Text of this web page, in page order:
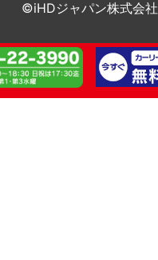
©iHDジャパン株式会社